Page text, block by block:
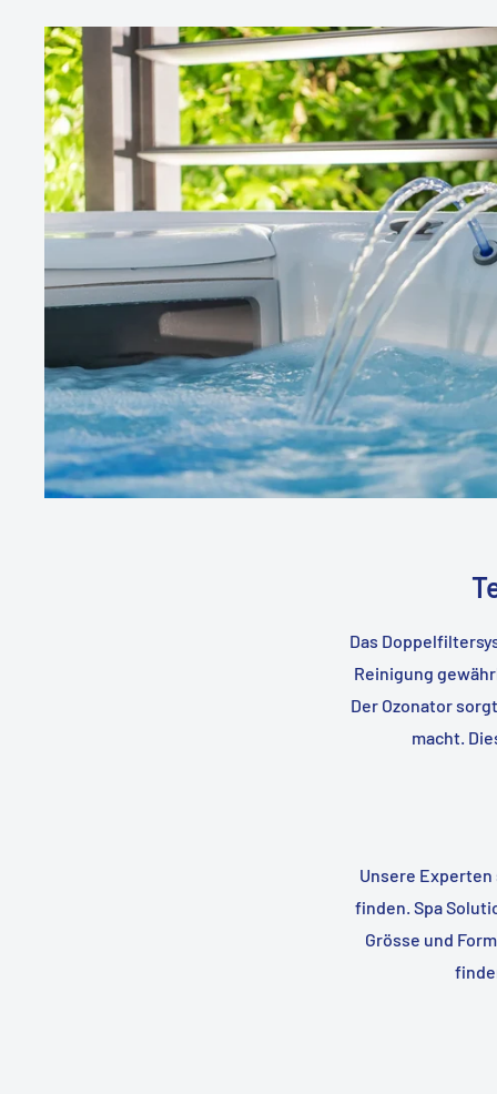
Das
Reinigung
Der Ozonator
macht.
Unsere
finden. Spa
Grösse und